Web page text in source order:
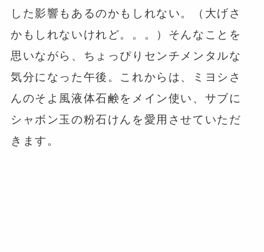
した影響もあるのかもしれない。（大げさ
かもしれないけれど。。。）そんなことを
思いながら、ちょっぴりセンチメンタルな
気分になった午後。これからは、ミヨシさ
んのそよ風液体石鹸をメイン使い、サブに
シャボン玉の粉石けんを愛用させていただ
きます。